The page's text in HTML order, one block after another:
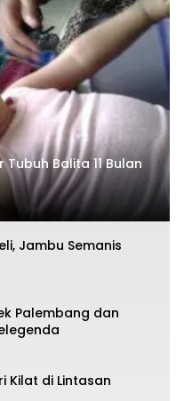
Tubuh Balita 11 Bulan
Jambu Semanis
Palembang dan
Kilat di Lintasan